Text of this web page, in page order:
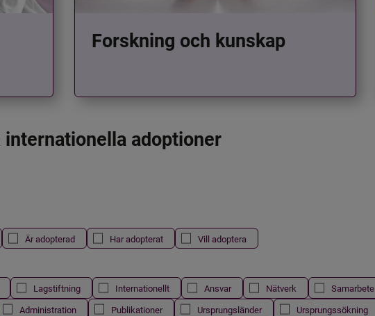
Forskning och kunskap
adoptioner
Är adopterad Har adopterat Vill adoptera
Lagstiftning Internationellt Ansvar Nätverk Samarbete
Administration Publikationer Ursprungsländer Ursprungssökning